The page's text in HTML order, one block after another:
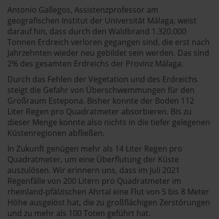
Antonio Gallegos, Assistenzprofessor am
geografischen Institut der Universität Málaga, weist
darauf hin, dass durch den Waldbrand 1.320.000
Tonnen Erdreich verloren gegangen sind, die erst nach
Jahrzehnten wieder neu gebildet sein werden. Das sind
2% des gesamten Erdreichs der Provinz Málaga.
Durch das Fehlen der Vegetation und des Erdreichs
steigt die Gefahr von Überschwemmungen für den
Großraum Estepona. Bisher konnte der Boden 112
Liter Regen pro Quadratmeter absorbieren. Bis zu
dieser Menge konnte also nichts in die tiefer gelegenen
Küstenregionen abfließen.
In Zukunft genügen mehr als 14 Liter Regen pro
Quadratmeter, um eine Überflutung der Küste
auszulösen. Wir erinnern uns, dass im Juli 2021
Regenfälle von 200 Litern pro Quadratmeter im
rheinland-pfälzischen Ahrtal eine Flut von 5 bis 8 Meter
Höhe ausgelöst hat, die zu großflächigen Zerstörungen
und zu mehr als 100 Toten geführt hat.